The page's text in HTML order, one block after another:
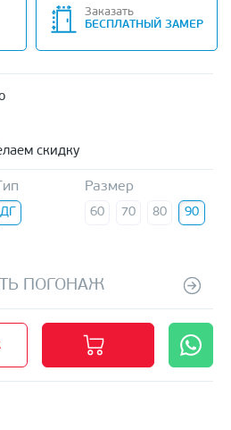
Заказать
БЕСПЛАТНЫЙ ЗАМЕР
скидку
ДГ
Размер
60 70 80 90
ПОГОНАЖ